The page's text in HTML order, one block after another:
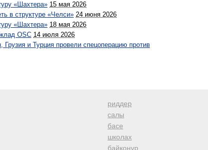
«Шахтера» 15 мая 2026
в структуре «Челси» 24 июня 2026
«Шахтера» 18 мая 2026
OSC 14 июля 2026
и Турция провели спецоперацию против
риддер
салы
басе
школах
байконур